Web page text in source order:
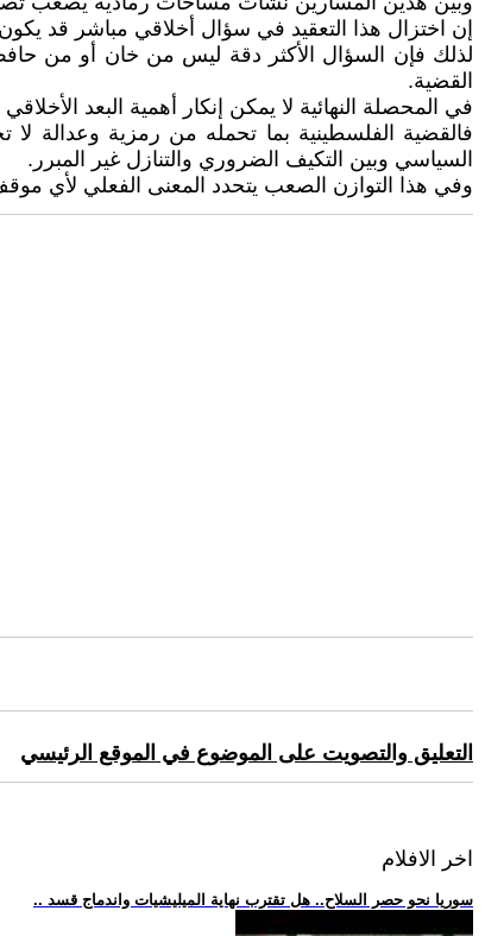
إن اختزال هذا التعقيد في سؤال أخلاقي مباشر قد
لذلك فإن السؤال الأكثر دقة ليس من خان أو من
القضية.
في المحصلة النهائية لا يمكن إنكار أهمية البعد
فالقضية الفلسطينية بما تحمله من رمزية وعدالة
السياسي وبين التكيف الضروري والتنازل غير المبرر.
وفي هذا التوازن الصعب يتحدد المعنى الفعلي لأي
التعليق والتصويت على الموضوع في الموقع الرئيسي
اخر الافلام
.. سوريا نحو حصر السلاح.. هل تقترب نهاية الميليشيات واندماج قسد